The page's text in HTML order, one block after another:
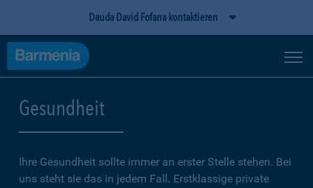
Dauda David Fofana kontaktieren
Gesundheit
Ihre Gesundheit sollte immer an erster Stelle stehen. Bei
uns steht sie das in jedem Fall. Erstklassige private